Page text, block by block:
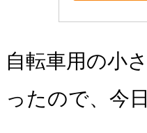
自転車用の小
ったので、今